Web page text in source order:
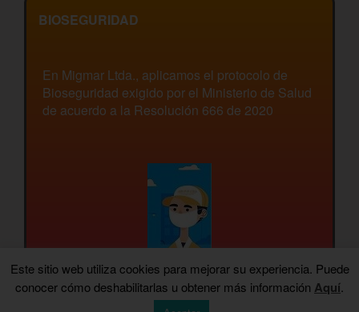
BIOSEGURIDAD
En Migmar Ltda., aplicamos el protocolo de
Bioseguridad exigido por el Ministerio de Salud
de acuerdo a la Resolución 666 de 2020
Este sitio web utiliza cookies para mejorar su experiencia. Puede
conocer cómo deshabilitarlas u obtener más información Aquí.